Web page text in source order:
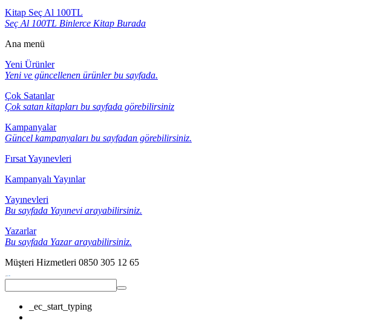
Kitap Seç Al 100TL
Seç Al 100TL Binlerce Kitap Burada
Ana menü
Yeni Ürünler
Yeni ve güncellenen ürünler bu sayfada.
Çok Satanlar
Çok satan kitapları bu sayfada görebilirsiniz
Kampanyalar
Güncel kampanyaları bu sayfadan görebilirsiniz.
Fırsat Yayınevleri
Kampanyalı Yayınlar
Yayınevleri
Bu sayfada Yayınevi arayabilirsiniz.
Yazarlar
Bu sayfada Yazar arayabilirsiniz.
Müşteri Hizmetleri 0850 305 12 65
_ec_start_typing